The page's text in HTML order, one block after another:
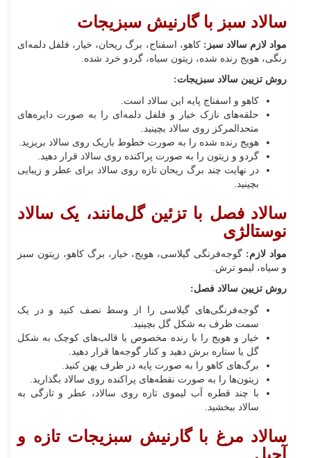
سالاد سبز با گارنیش سبزیجات
مواد لازم سالاد سبز: کاهو، اسفناج، برگ ریحان، خیار، فلفل دلمه‌ای
رنگی، هویج رنده شده، زیتون سیاه، گردو خرد شده.
روش تزیین سالاد سبزیجات:
کاهو و اسفناج پایه این سالاد است.
حلقه‌های نازک خیار و فلفل دلمه‌ای را به صورت دایره‌های
متحدالمرکز روی سالاد بچینید.
هویج رنده شده را به صورت خطوط باریک روی سالاد بریزید.
گردو و زیتون را به صورت پراکنده روی سالاد قرار دهید.
در نهایت چند برگ ریحان تازه روی سالاد برای عطر و زیبایی
بچینید.
سالاد فصل با تزئین گل‌مانند، یک سالاد
نوستالژی
مواد لازم: گوجه‌فرنگی گیلاسی، هویج، خیار، برگ کاهو، زیتون سبز
و سیاه، لیمو ترش.
روش تزیین سالاد فصل:
گوجه‌فرنگی‌های گیلاسی را از وسط نصف کنید و در یک
سمت ظرف به شکل گل بچینید.
خیار و هویج را با رنده مخصوص یا قالب‌های کوچک به شکل
گل یا ستاره برش دهید و کنار گوجه‌ها قرار دهید.
برگ‌های کاهو را به صورت پایه در ظرف پهن کنید.
زیتون‌ها را به صورت نقطه‌های پراکنده روی سالاد بگذارید.
با چند قطره آب لیموی تازه روی سالاد، عطر و تازگی به
سالاد ببخشید.
سالاد مرغ با گارنیش سبزیجات تازه و
آجیل